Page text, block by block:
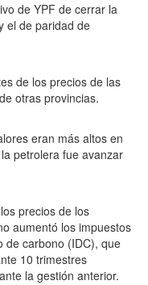
de YPF de cerrar la
el de paridad de
de los precios de las
otras provincias.
eran más altos en
petrolera fue avanzar
precios de los
aumentó los impuestos
de carbono (IDC), que
10 trimestres
la gestión anterior.